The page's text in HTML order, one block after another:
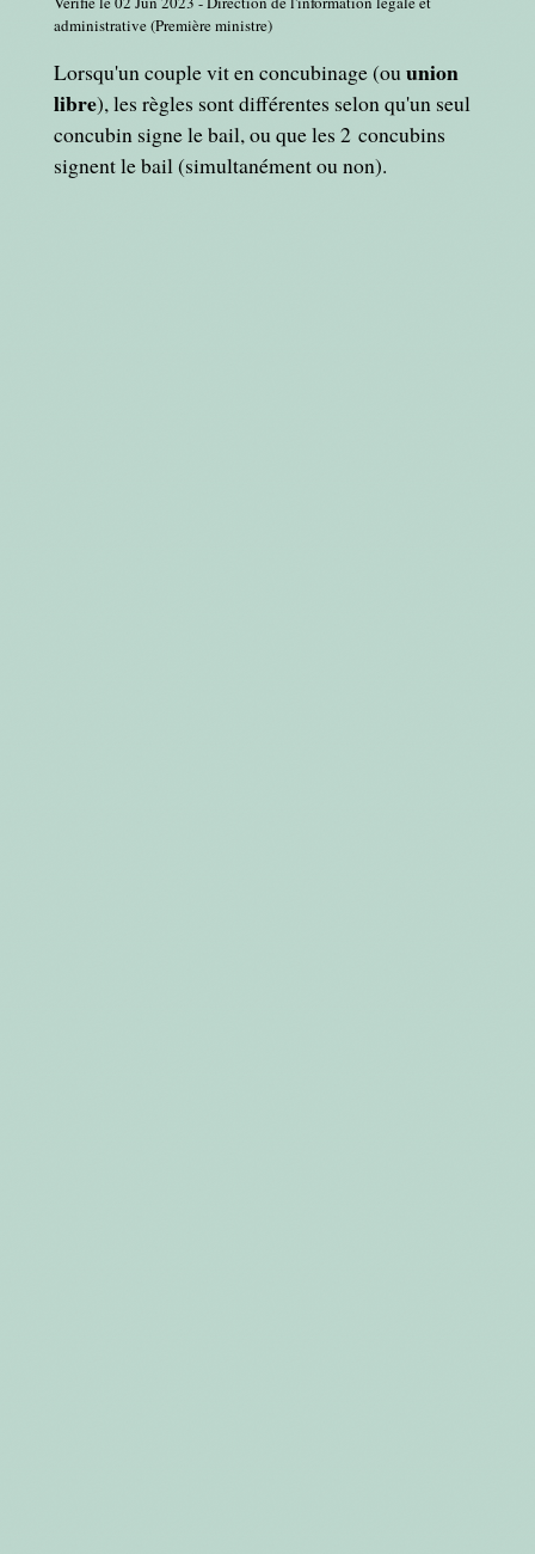
administrative (Première ministre)
Lorsqu'un couple vit en concubinage (ouunion
libre), les règles sont différentes selon qu'un seul
concubin signe le bail, ou que les 2 concubins
signent le bail (simultanément ou non).